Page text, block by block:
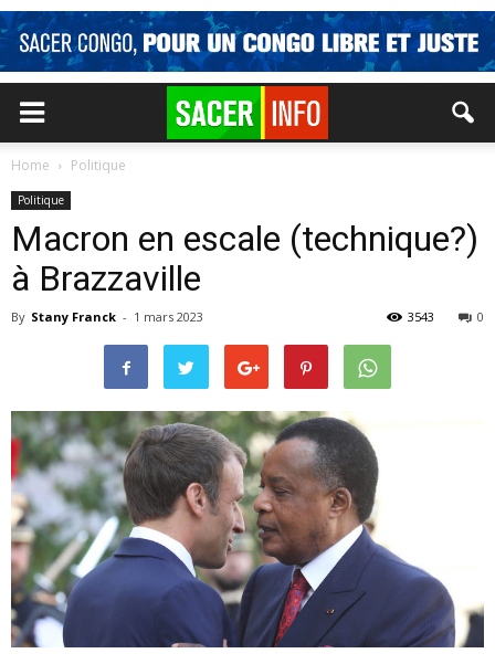
Home Politique
Politique
Macron en escale (technique?)
à Brazzaville
By Stany Franck - 1 mars 2023 0
3543